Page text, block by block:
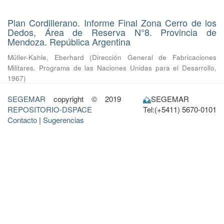
Plan Cordillerano. Informe Final Zona Cerro de los
Dedos, Área de Reserva N°8. Provincia de
Mendoza. República Argentina
Müller-Kahle, Eberhard (Dirección General de Fabricaciones
Militares. Programa de las Naciones Unidas para el Desarrollo,
1967)
SEGEMAR copyright © 2019
REPOSITORIO-DSPACE
Contacto | Sugerencias
SEGEMAR
Tel:(+5411) 5670-0101